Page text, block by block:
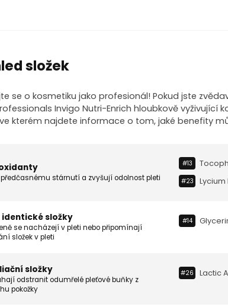
složek
se o kosmetiku jako profesionál! Pokud jste
Invigo Nutri-Enrich hloubkově vyživující
ve kterém najdete informace o tom, jaké benefity
stárnutí a zvyšují odolnost pleti
#13
#23 Lycium
identické složky
se nacházejí v pleti nebo připomínají
složek v pleti
#14
složky
odstranit odumřelé pleťové buňky z
pokožky
#26 Lactic